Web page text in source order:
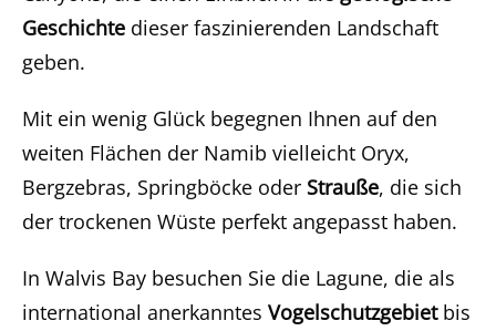
Geschichte dieser faszinierenden Landschaft
geben.
Mit ein wenig Glück begegnen Ihnen auf den
weiten Flächen der Namib vielleicht Oryx,
Bergzebras, Springböcke oder Strauße, die sich
der trockenen Wüste perfekt angepasst haben.
In Walvis Bay besuchen Sie die Lagune, die als
international anerkanntes Vogelschutzgebietbis